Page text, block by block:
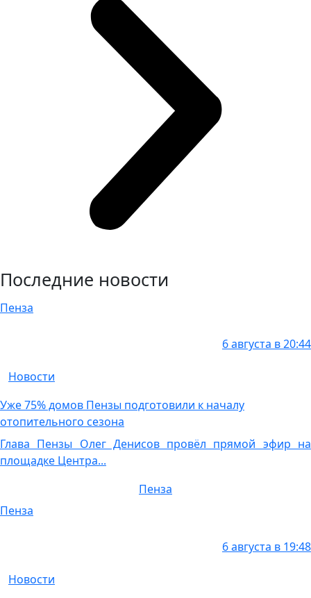
Последние новости
Пенза
6 августа в 20:44
Новости
Уже 75% домов Пензы подготовили к началу
отопительного сезона
Глава Пензы Олег Денисов провёл прямой эфир на
площадке Центра...
Пенза
Пенза
6 августа в 19:48
Новости